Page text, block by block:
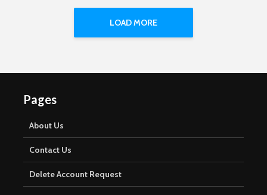
LOAD MORE
Pages
About Us
Contact Us
Delete Account Request